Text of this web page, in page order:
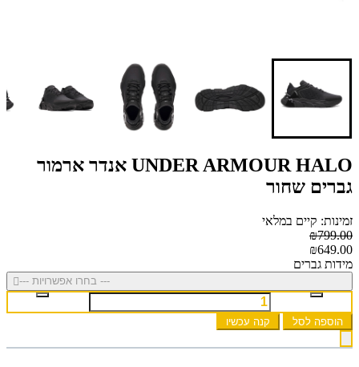
UNDER ARMOUR HALO אנדר ארמור
גברים שחור
זמינות: קיים במלאי
₪799.00
₪649.00
מידות גברים
--- בחרו אפשרויות ---
הוספה לסל קנה עכשיו